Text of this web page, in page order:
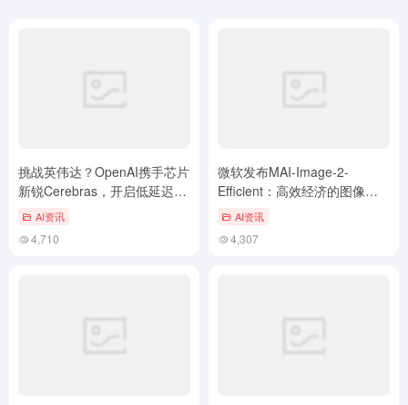
挑战英伟达？OpenAI携手芯片
新锐Cerebras，开启低延迟推
理新时代
AI资讯
4,710
微软发布MAI-Image-2-
Efficient：高效经济的图像生
成模型
AI资讯
4,307